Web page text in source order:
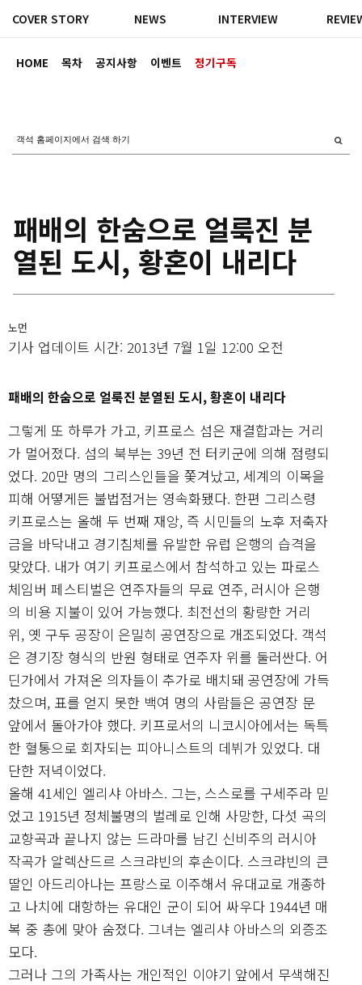
HOME 목차 공지사항 이벤트 정기구독
COVER STORY NEWS INTERVIEW
패배의 한숨으로 얼룩진 분
열된 도시, 황혼이 내리다
노먼
기사 업데이트 시간: 2013년 7월 1일 12:00 오전
패배의 한숨으로 얼룩진 분열된 도시, 황혼이 내리다
그렇게 또 하루가 가고, 키프로스 섬은 재결합과는 거리
가 멀어졌다. 섬의 북부는 39년 전 터키군에 의해 점령되
었다. 20만 명의 그리스인들을 쫓겨났고, 세계의 이목을
피해 어떻게든 불법점거는 영속화됐다. 한편 그리스령
키프로스는 올해 두 번째 재앙, 즉 시민들의 노후 저축자
금을 바닥내고 경기침체를 유발한 유럽 은행의 습격을
맞았다. 내가 여기 키프로스에서 참석하고 있는 파로스
체임버 페스티벌은 연주자들의 무료 연주, 러시아 은행
의 비용 지불이 있어 가능했다. 최전선의 황량한 거리
위, 옛 구두 공장이 은밀히 공연장으로 개조되었다. 객석
은 경기장 형식의 반원 형태로 연주자 위를 둘러싼다. 어
딘가에서 가져온 의자들이 추가로 배치돼 공연장에 가득
찼으며, 표를 얻지 못한 백여 명의 사람들은 공연장 문
앞에서 돌아가야 했다. 키프로서의 니코시아에서는 독특
한 혈통으로 회자되는 피아니스트의 데뷔가 있었다. 대
단한 저녁이었다.
올해 41세인 엘리샤 아바스. 그는, 스스로를 구세주라 믿
었고 1915년 정체불명의 벌레로 인해 사망한, 다섯 곡의
교향곡과 끝나지 않는 드라마를 남긴 신비주의 러시아
작곡가 알렉산드르 스크랴빈의 후손이다. 스크랴빈의 큰
딸인 아드리아나는 프랑스로 이주해서 유대교로 개종하
고 나치에 대항하는 유대인 군이 되어 싸우다 1944년 매
복 중 총에 맞아 숨졌다. 그녀는 엘리샤 아바스의 외증조
모다.
그러나 그의 가족사는 개인적인 이야기 앞에서 무색해진